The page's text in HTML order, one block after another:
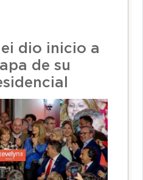
dio inicio a
de su